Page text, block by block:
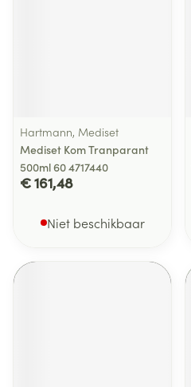
Hartmann, Mediset
Mediset Kom Tranparant
500ml 60 4717440
€ 161,48
Niet beschikbaar